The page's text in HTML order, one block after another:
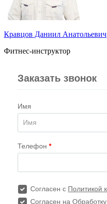
Кравцов Даниил Анатольевич
Фитнес-инструктор